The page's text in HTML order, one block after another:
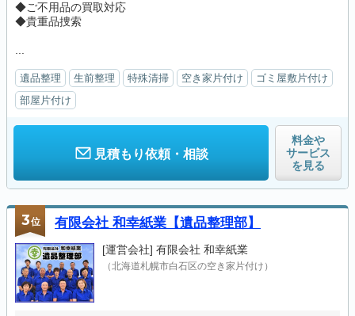
◆ご不用品の買取対応
◆貴重品捜索
遺品整理 生前整理 特殊清掃 空き家片付け
ゴミ屋敷片付け
部屋片付け
見積もり依頼・相談
料金や
サービス
を見る
3位 有限会社 和幸紙業【遺品整理部】
[運営会社] 有限会社 和幸紙業
（北海道札幌市白石区の空き家片付け）